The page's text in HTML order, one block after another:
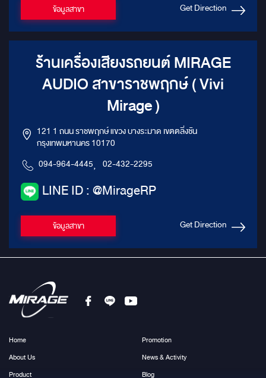
ข้อมูลสาขา Get Direction
ร้านเครื่องเสียงรถยนต์ MIRAGE
AUDIO สาขาราชพฤกษ์ ( Vivi
Mirage )
121 1 ถนน ราชพฤกษ์ แขวง บางระมาด เขตตลิ่งชัน
กรุงเทพมหานคร 10170
094-964-4445, 02-432-2295
LINE ID : @MirageRP
ข้อมูลสาขา Get Direction
Home
About Us
Product
Promotion
News & Activity
Blog